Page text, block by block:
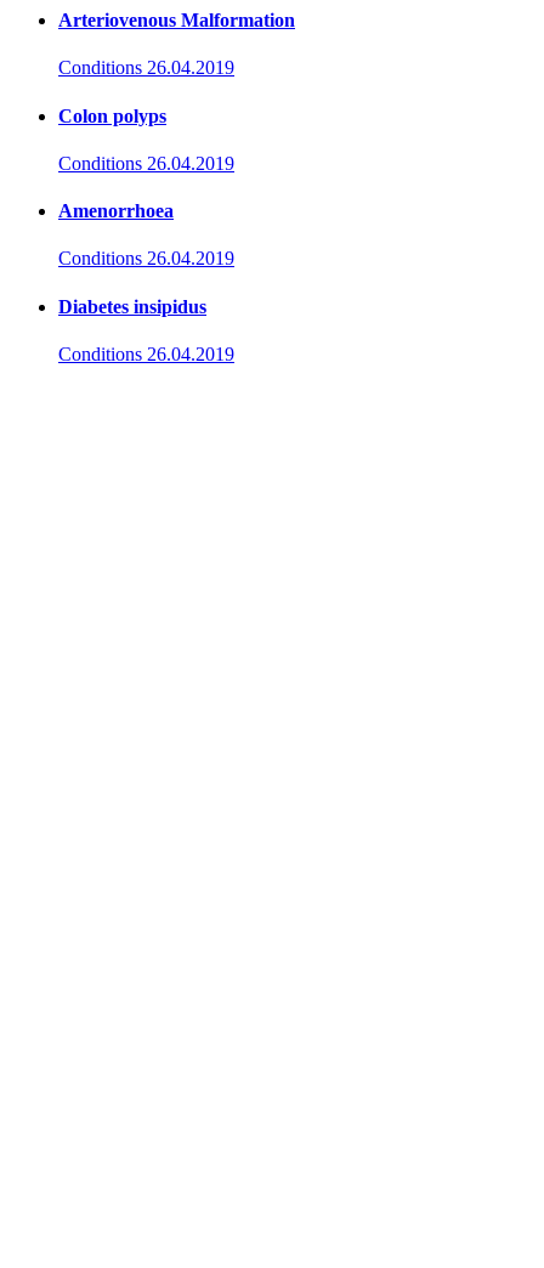
Arteriovenous Malformation
Conditions 26.04.2019
Colon polyps
Conditions 26.04.2019
Amenorrhoea
Conditions 26.04.2019
Diabetes insipidus
Conditions 26.04.2019